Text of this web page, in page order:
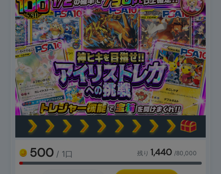
500 / 1口 残り 1,440 /80,000